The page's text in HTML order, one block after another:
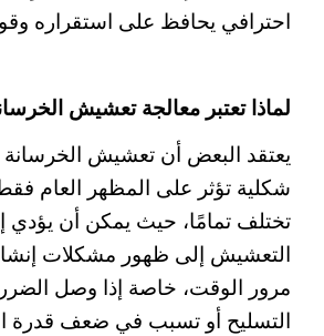
احترافي يحافظ على استقراره
لماذا تعتبر معالجة تعشيش
يعتقد البعض أن تعشيش
شكلية تؤثر على المظهر العام
تختلف تمامًا، حيث يمكن أن يؤدي
التعشيش إلى ظهور مشكلات
مرور الوقت، خاصة إذا وصل
التسليح أو تسبب في ضعف قدرة